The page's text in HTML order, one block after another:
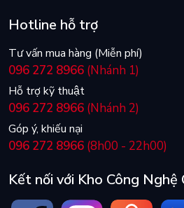
Hotline hỗ trợ
Tư vấn mua hàng (Miễn phí)
096 272 8966 (Nhánh 1)
Hỗ trợ kỹ thuật
096 272 8966 (Nhánh 2)
Góp ý, khiếu nại
096 272 8966 (8h00 - 22h00)
Kết nối với Kho Công Nghệ